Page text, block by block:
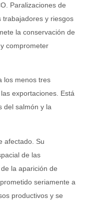
Paralizaciones de
trabajadores y riesgos
la conservación de
comprometer
los menos tres
exportaciones. Está
del salmón y la
afectado. Su
de las
la aparición de
seriamente a
productivos y se